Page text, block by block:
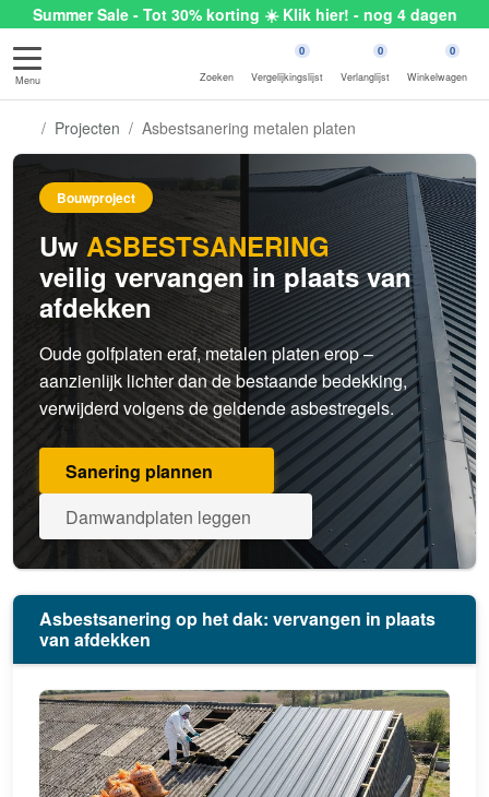
Summer Sale - Tot 30% korting ☀️ Klik hier! - nog 4 dagen
Menu Zoeken
0
Vergelijkingslijst
0
Verlanglijst
0
Winkelwagen
Projecten Asbestsanering metalen platen
Bouwproject
Uw ASBESTSANERING
veilig vervangen in plaats van
afdekken
Oude golfplaten eraf, metalen platen erop –
aanzienlijk lichter dan de bestaande bedekking,
verwijderd volgens de geldende asbestregels.
Sanering plannen
Damwandplaten leggen
Asbestsanering op het dak: vervangen in plaats
van afdekken